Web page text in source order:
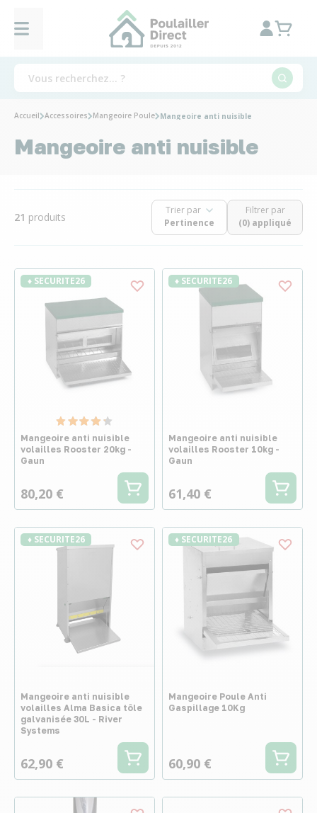
Accueil Accessoires Mangeoire Poule Mangeoire anti nuisible
Mangeoire anti nuisible
21 produits
Trier par
Filtrer par
(0) appliqué
♦ SECURITE26
Mangeoire anti nuisible
volailles Rooster 20kg -
Gaun
80,20 €
♦ SECURITE26
Mangeoire anti nuisible
volailles Rooster 10kg -
Gaun
61,40 €
♦ SECURITE26
Mangeoire anti nuisible
volailles Alma Basica tôle
galvanisée 30L - River
Systems
62,90 €
♦ SECURITE26
Mangeoire Poule Anti
Gaspillage 10Kg
60,90 €